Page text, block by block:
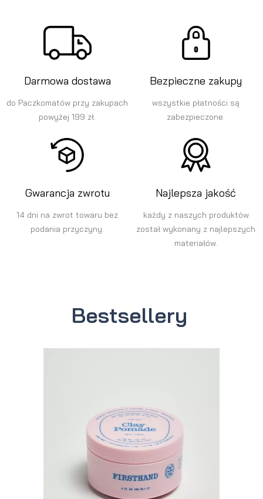
Darmowa dostawa
do Paczkomatów przy zakupach
powyżej 199 zł.
Bezpieczne zakupy
wszystkie płatności są
zabezpieczone.
Gwarancja zwrotu
14 dni na zwrot towaru bez
podania przyczyny.
Najlepsza jakość
każdy z naszych produktów
został wykonany z najlepszych
materiałów.
Bestsellery